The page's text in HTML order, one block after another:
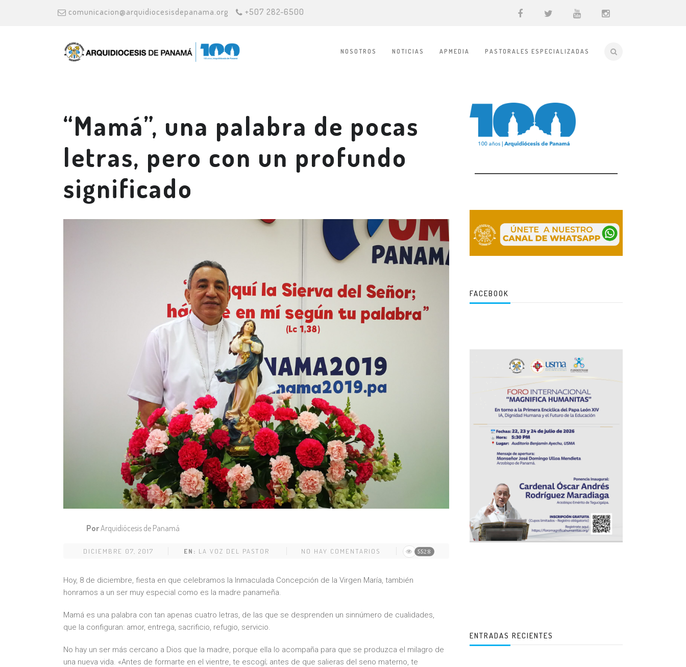
comunicacion@arquidiocesisdepanama.org +507 282-6500
NOSOTROS NOTICIAS APMEDIA PASTORALES ESPECIALIZADAS
“Mamá”, una palabra de pocas
letras, pero con un profundo
significado
PorArquidiócesis de Panamá
DICIEMBRE 07, 2017 EN: LA VOZ DEL PASTOR NO HAY COMENTARIOS 5528
Hoy, 8 de diciembre, fiesta en que celebramos la Inmaculada Concepción de la Virgen María, también
honramos a un ser muy especial como es la madre panameña.
Mamá es una palabra con tan apenas cuatro letras, de las que se desprenden un sinnúmero de cualidades,
que la configuran: amor, entrega, sacrificio, refugio, servicio.
No hay un ser más cercano a Dios que la madre, porque ella lo acompaña para que se produzca el milagro de
una nueva vida. «Antes de formarte en el vientre, te escogí; antes de que salieras del seno materno, te
FACEBOOK
ENTRADAS RECIENTES